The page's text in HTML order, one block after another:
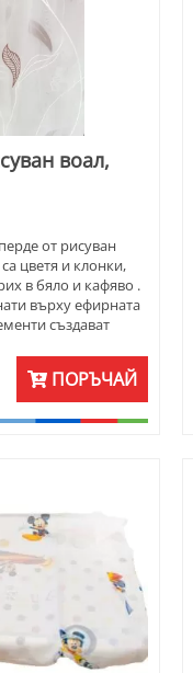
воал,
от рисуван
цветя и клонки,
в бяло и кафяво .
върху ефирната
създават
Цветовете на
комбинират
зената гама - о
Чудесно се
декоративни
ПОРЪЧАЙ